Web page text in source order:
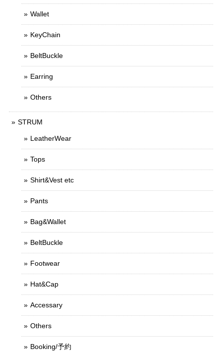
Wallet
KeyChain
BeltBuckle
Earring
Others
STRUM
LeatherWear
Tops
Shirt&Vest etc
Pants
Bag&Wallet
BeltBuckle
Footwear
Hat&Cap
Accessary
Others
Booking/予約